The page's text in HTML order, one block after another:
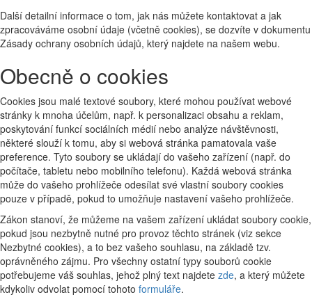
Další detailní informace o tom, jak nás můžete kontaktovat a jak
zpracováváme osobní údaje (včetně cookies), se dozvíte v dokumentu
Zásady ochrany osobních údajů, který najdete na našem webu.
Obecně o cookies
Cookies jsou malé textové soubory, které mohou používat webové
stránky k mnoha účelům, např. k personalizaci obsahu a reklam,
poskytování funkcí sociálních médií nebo analýze návštěvnosti,
některé slouží k tomu, aby si webová stránka pamatovala vaše
preference. Tyto soubory se ukládají do vašeho zařízení (např. do
počítače, tabletu nebo mobilního telefonu). Každá webová stránka
může do vašeho prohlížeče odesílat své vlastní soubory cookies
pouze v případě, pokud to umožňuje nastavení vašeho prohlížeče.
Zákon stanoví, že můžeme na vašem zařízení ukládat soubory cookie,
pokud jsou nezbytně nutné pro provoz těchto stránek (viz sekce
Nezbytné cookies), a to bez vašeho souhlasu, na základě tzv.
oprávněného zájmu. Pro všechny ostatní typy souborů cookie
potřebujeme váš souhlas, jehož plný text najdete zde, a který můžete
kdykoliv odvolat pomocí tohoto formuláře.